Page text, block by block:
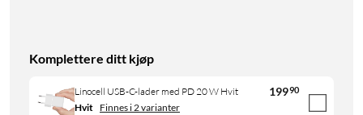
Komplettere ditt kjøp
Linocell USB-C-lader med PD 20 W Hvit 19990
Hvit Finnes i 2 varianter